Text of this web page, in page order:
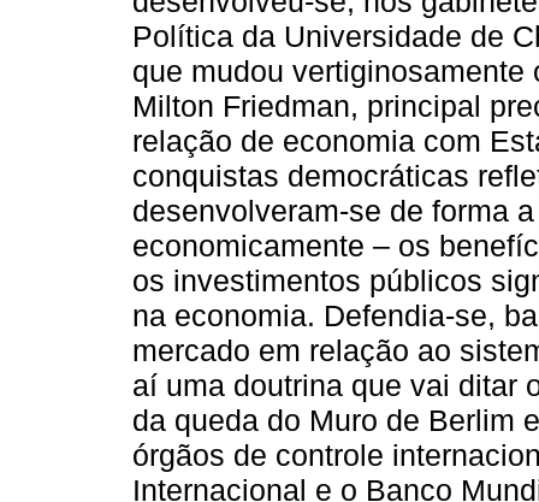
Política da Universidade de
que mudou
Milton Friedman, principal
relação de economia com
conquistas democráticas
desenvolveram-se de forma
economicamente – os
os investimentos públicos
na economia. Defendia-se,
mercado em relação ao
aí uma doutrina que vai ditar
da queda do Muro de Berlim
órgãos de controle
Internacional e o Banco